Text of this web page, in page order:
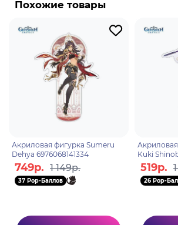
который увеличивает
следующий прицельный выстрел,
создаёт эффект Обвал под
попадании в персонажа, монстра
Образовавшийся вихрь затягивает
и наносит урон.
Похожие товары
Акриловая фигурка Sumeru
Dehya 6976068141334
749р. 1 149р.
37 Pop-Баллов
Акриловая
Kuki
519р.
26 Pop-